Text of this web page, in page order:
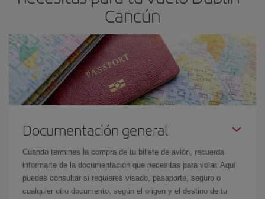
Cancún
Documentación general
Cuando termines la compra de tu billete de avión, recuerda
informarte de la documentación que necesitas para volar. Aquí
puedes consultar si requieres visado, pasaporte, seguro o
cualquier otro documento, según el origen y el destino de tu